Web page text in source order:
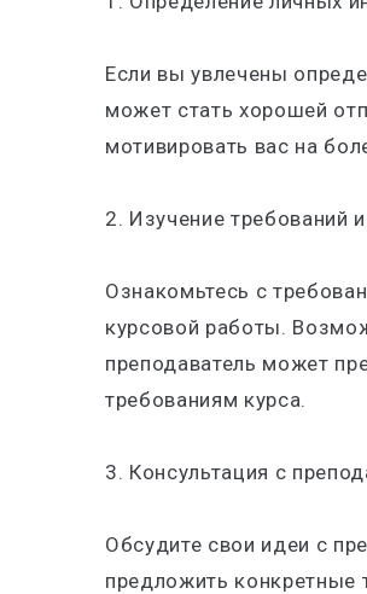
Если вы увлечены
может стать хорошей
мотивировать вас на
2. Изучение требований
Ознакомьтесь с
курсовой работы.
преподаватель может
требованиям курса.
3. Консультация с
Обсудите свои идеи с
предложить конкретные